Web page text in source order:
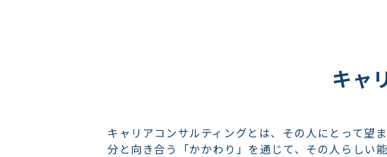
キャ
キャリアコンサルティングとは、その人にとって望
分と向き合う「かかわり」を通じて、その人らしい